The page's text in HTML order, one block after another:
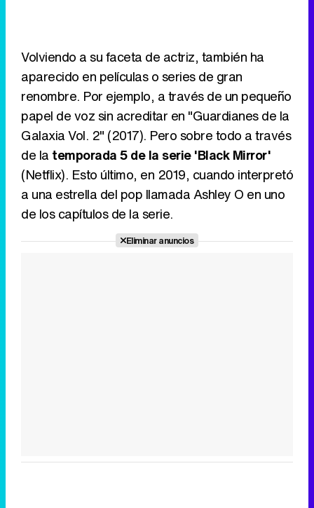
Volviendo a su faceta de actriz, también ha
aparecido en películas o series de gran
renombre. Por ejemplo, a través de un pequeño
papel de voz sin acreditar en "Guardianes de la
Galaxia Vol. 2" (2017). Pero sobre todo a través
de la temporada 5 de la serie 'Black Mirror'
(Netflix). Esto último, en 2019, cuando interpretó
a una estrella del pop llamada Ashley O en uno
de los capítulos de la serie.
Eliminar anuncios